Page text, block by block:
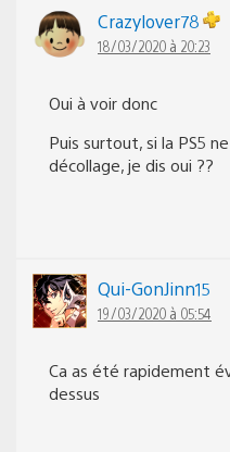
Crazylover78
18/03/2020 à 20:23
Oui à voir donc
Puis surtout, si la PS5
décollage, je dis oui ??
Qui-GonJinn15
19/03/2020 à 05:54
Ca as été rapidement
dessus